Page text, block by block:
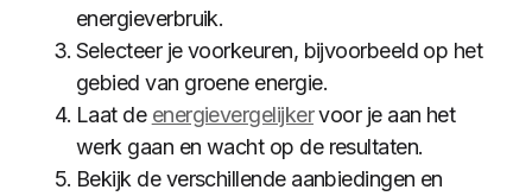
energieverbruik.
Selecteer je voorkeuren, bijvoorbeeld op het
gebied van groene energie.
Laat de energievergelijkervoor je aan het
werk gaan en wacht op de resultaten.
Bekijk de verschillende aanbiedingen en